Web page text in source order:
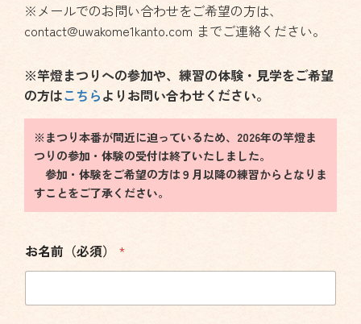
※メールでのお問い合わせをご希望の方は、
contact
uwakome1kanto.com までご連絡ください。
※竿燈まつりへの参加や、練習の体験・見学をご希望
の方はこちらよりお問い合わせください。
※まつり本番が間近に迫っているため、2026年の竿燈ま
つりの参加・体験の受付は終了いたしました。
参加・体験をご希望の方は９月以降の練習からとなりま
すことをご了承ください。
お名前（必須） *